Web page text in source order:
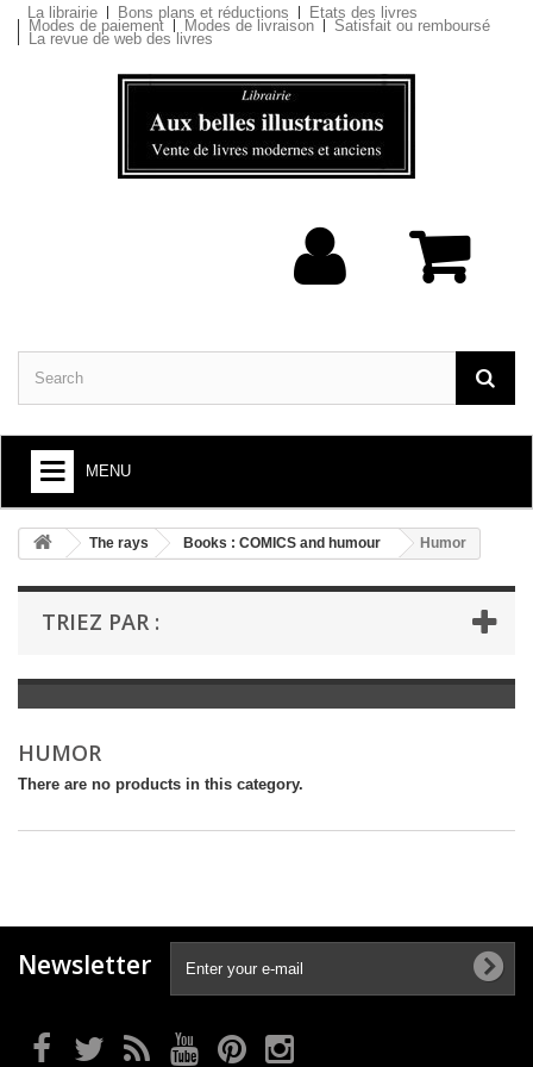
La librairie Bons plans et réductions Etats des livres
Modes de paiement Modes de livraison Satisfait ou remboursé
La revue de web des livres
MENU
BOOKS : ARTS AND SOCIETY
+
+
BOOKS : YOUTH
+
BOOKS : SCHOOL AND DICTIONARY
The rays Books : COMICS and humour Humor
TRIEZ PAR :
HUMOR
There are no products in this category.
Newsletter